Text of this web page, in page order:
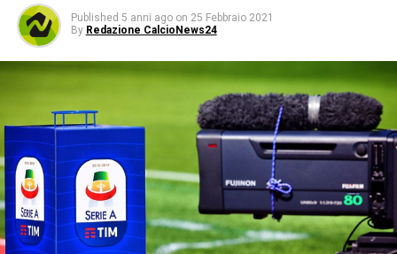
Published 5 anni ago on 25 Febbraio 2021
By Redazione CalcioNews24